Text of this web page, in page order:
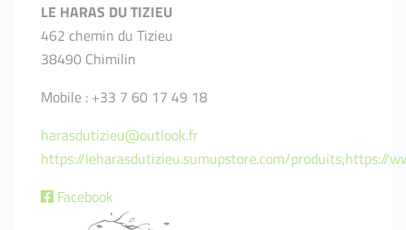
LE HARAS DU TIZIEU
462 chemin du Tizieu
38490 Chimilin
Mobile : +33 7 60 17 49 18
harasdutizieu@outlook.fr
https://leharasdutizieu.sumupstore.com/produits;https://
Facebook